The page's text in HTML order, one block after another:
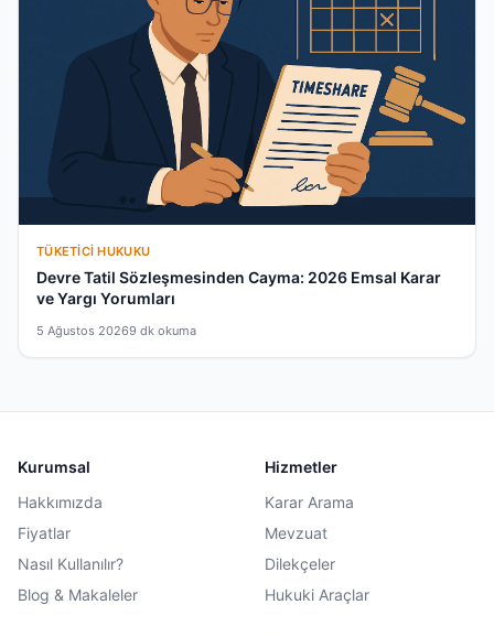
TÜKETICI HUKUKU
Devre Tatil Sözleşmesinden Cayma: 2026 Emsal Karar
ve Yargı Yorumları
5 Ağustos 20269 dk okuma
Kurumsal
Hakkımızda
Fiyatlar
Nasıl Kullanılır?
Blog & Makaleler
Hizmetler
Karar Arama
Mevzuat
Dilekçeler
Hukuki Araçlar